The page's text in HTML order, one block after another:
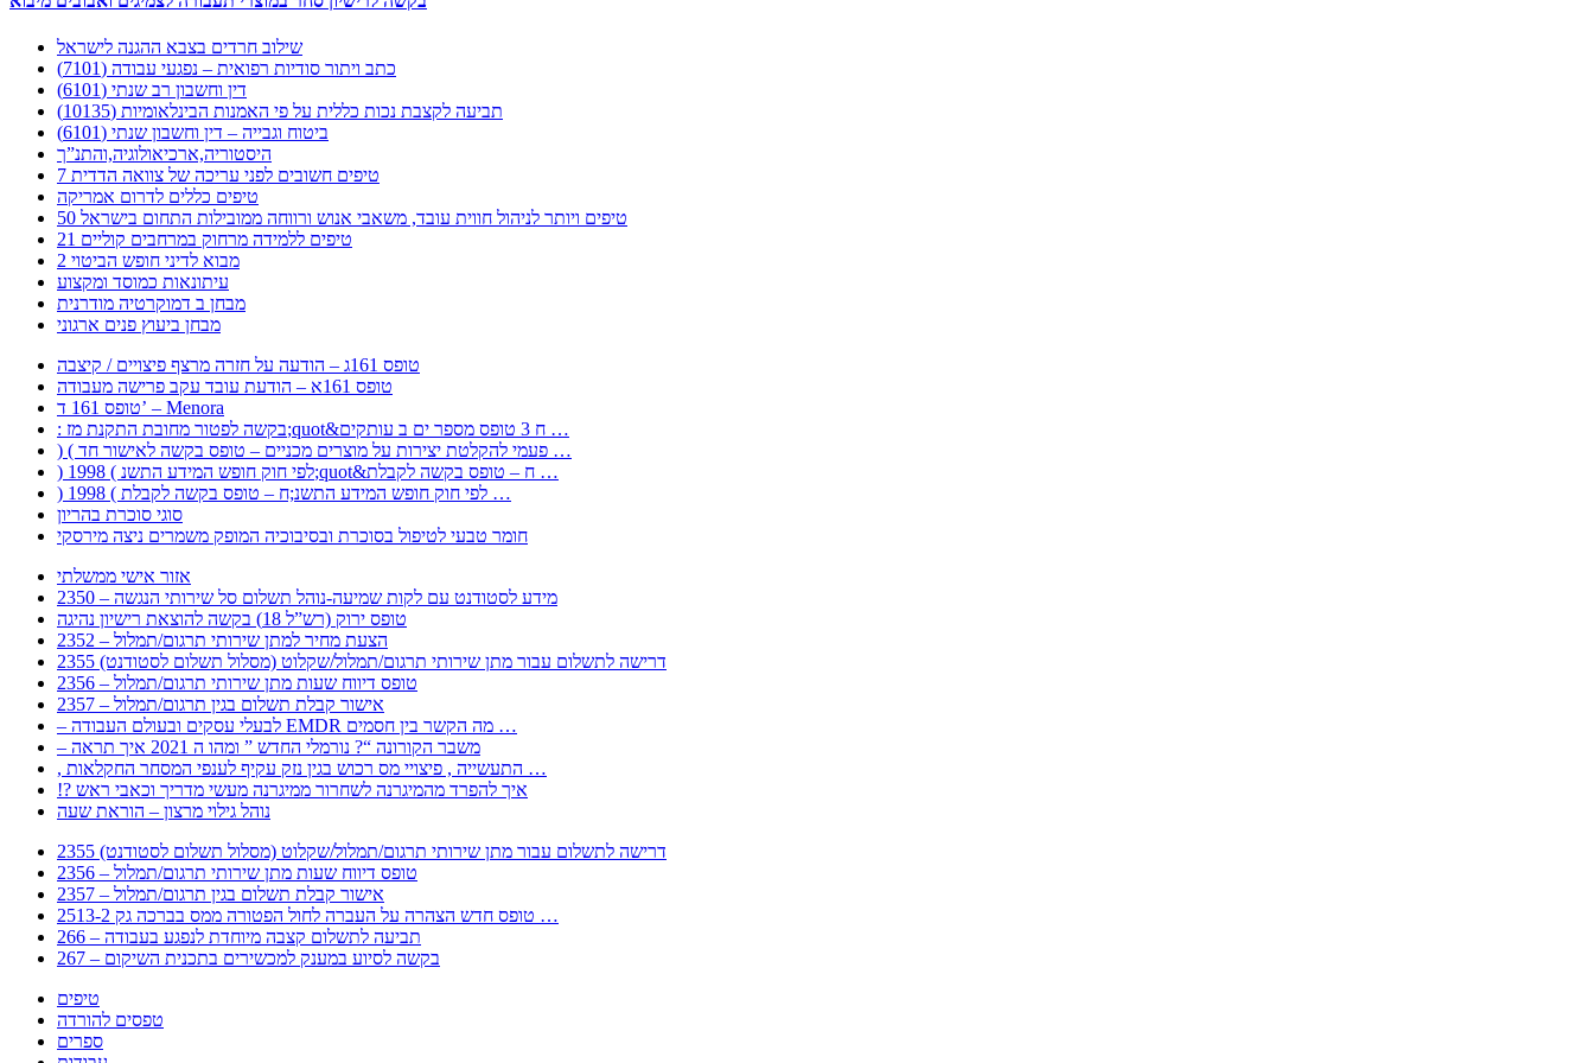
שילוב חרדים בצבא ההגנה לישראל
כתב ויתור סודיות רפואית – נפגעי עבודה (7101)
דין וחשבון רב שנתי (6101)
תביעה לקצבת נכות כללית על פי האמנות הבינלאומיות (10135)
ביטוח וגבייה – דין וחשבון שנתי (6101)
היסטוריה,ארכיאולוגיה,והתנ”ך
7 טיפים חשובים לפני עריכה של צוואה הדדית
טיפים כללים לדרום אמריקה
50 טיפים ויותר לניהול חווית עובד, משאבי אנוש ורווחה ממובילות התחום בישראל
21 טיפים ללמידה מרחוק במרחבים קוליים
מבוא לדיני חופש הביטוי 2
עיתונאות כמוסד ומקצוע
מבחן ב דמוקרטיה מודרנית
מבחן ביעוץ פנים ארגוני
טופס 161ג – הודעה על חזרה מרצף פיצויים / קיצבה
טופס 161א – הודעת עובד עקב פרישה מעבודה
טופס 161 ד’ – Menora
: בקשה לפטור מחובת התקנת מז;quot&ח 3 טופס מספר ים ב עותקים …
) ( פעמי להקלטת יצירות על מוצרים מכניים – טופס בקשה לאישור חד …
) 1998 ( לפי חוק חופש המידע התשנ;quot&ח – טופס בקשה לקבלת …
) 1998 ( לפי חוק חופש המידע התשנ;ח – טופס בקשה לקבלת …
סוגי סוכרת בהריון
חומר טבעי לטיפול בסוכרת ובסיבוכיה המופק משמרים ניצה מירסקי
אזור אישי ממשלתי
2350 – מידע לסטודנט עם לקות שמיעה-נוהל תשלום סל שירותי הנגשה
טופס ירוק (רש”ל 18) בקשה להוצאת רישיון נהיגה
2352 – הצעת מחיר למתן שירותי תרגום/תמלול
2355 דרישה לתשלום עבור מתן שירותי תרגום/תמלול/שקלוט (מסלול תשלום לסטודנט)
2356 – טופס דיווח שעות מתן שירותי תרגום/תמלול
2357 – אישור קבלת תשלום בגין תרגום/תמלול
– לבעלי עסקים ובעולם העבודה EMDR מה הקשר בין חסמים …
– משבר הקורונה “? נורמלי החדש ” ומהו ה 2021 איך תראה
, התעשייה , פיצויי מס רכוש בגין נזק עקיף לענפי המסחר החקלאות …
!? איך להפרד מהמיגרנה לשחרור ממיגרנה מעשי מדריך וכאבי ראש
נוהל גילוי מרצון – הוראת שעה
2355 דרישה לתשלום עבור מתן שירותי תרגום/תמלול/שקלוט (מסלול תשלום לסטודנט)
2356 – טופס דיווח שעות מתן שירותי תרגום/תמלול
2357 – אישור קבלת תשלום בגין תרגום/תמלול
2513-2 טופס חדש הצהרה על העברה לחול הפטורה ממס בברכה גק …
266 – תביעה לתשלום קצבה מיוחדת לנפגע בעבודה
267 – בקשה לסיוע במענק למכשירים בתכנית השיקום
טיפים
טפסים להורדה
ספרים